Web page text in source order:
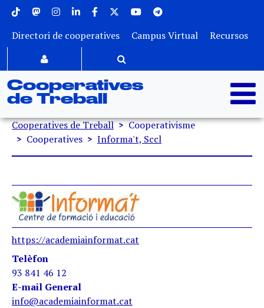
Vés al contingut
Menu superior
Directori de cooperatives Campus Virtual Recursos
Cooperatives
de Treball
Fil d'ariadna
Cooperatives de Treball
Cooperativisme
Cooperatives
Informa't, Sccl
https://academiainformat.cat
Telèfon
93 841 46 12
E-mail General
info@academiainformat.cat